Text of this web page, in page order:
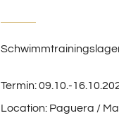
Termin: 09.10.-
Location: Paguera /